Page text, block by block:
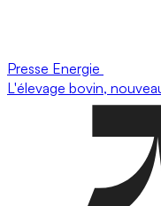
Presse Energie
L'élevage bovin,